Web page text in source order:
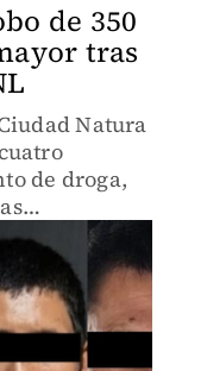
de 350
tras
Natura
de droga,